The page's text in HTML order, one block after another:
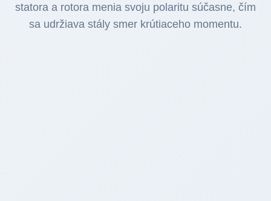
statora a rotora menia svoju polaritu súčasne, čím
sa udržiava stály smer krútiaceho momentu.